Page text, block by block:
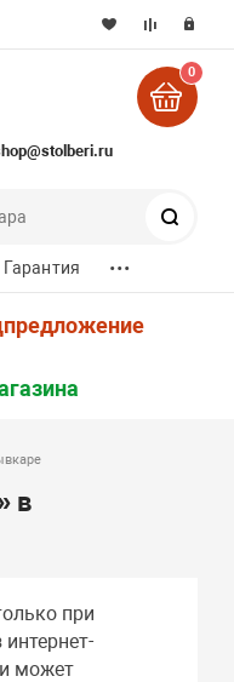
0
Гарантия ...
в
при
может